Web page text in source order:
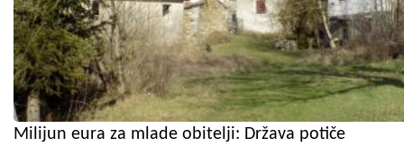
Milijun eura za mlade obitelji: Država potiče